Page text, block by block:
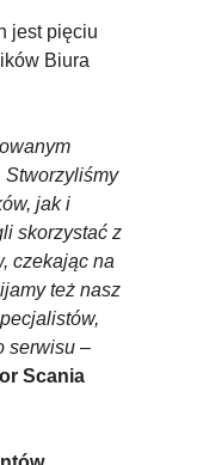
jest pięciu
Biura
Stworzyliśmy
jak i
skorzystać z
czekając na
też nasz
serwisu –
Scania